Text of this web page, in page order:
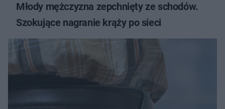
Młody mężczyzna zepchnięty ze schodów.
Szokujące nagranie krąży po sieci